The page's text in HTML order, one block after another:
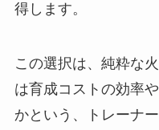
得します。
この選択は、純粋な
は育成コストの効率
かという、トレーナ